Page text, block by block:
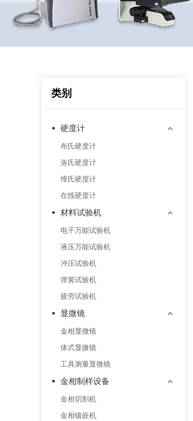
类别
硬度计
布氏硬度计
洛氏硬度计
维氏硬度计
在线硬度计
材料试验机
电子万能试验机
液压万能试验机
冲压试验机
弹簧试验机
疲劳试验机
显微镜
金相显微镜
体式显微镜
工具测量显微镜
金相制样设备
金相切割机
金相镶嵌机